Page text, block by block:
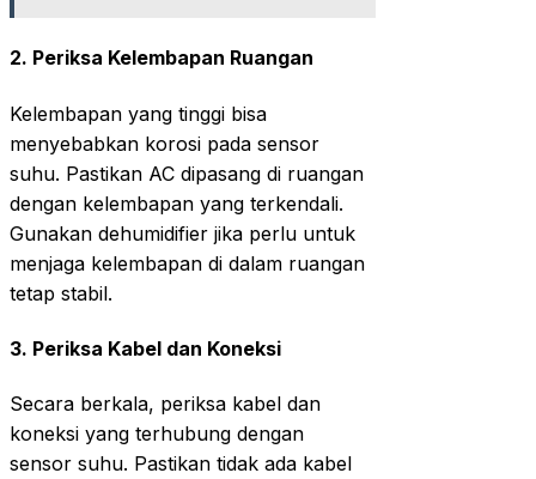
2. Periksa Kelembapan Ruangan
Kelembapan yang tinggi bisa
menyebabkan korosi pada sensor
suhu. Pastikan AC dipasang di ruangan
dengan kelembapan yang terkendali.
Gunakan dehumidifier jika perlu untuk
menjaga kelembapan di dalam ruangan
tetap stabil.
3. Periksa Kabel dan Koneksi
Secara berkala, periksa kabel dan
koneksi yang terhubung dengan
sensor suhu. Pastikan tidak ada kabel